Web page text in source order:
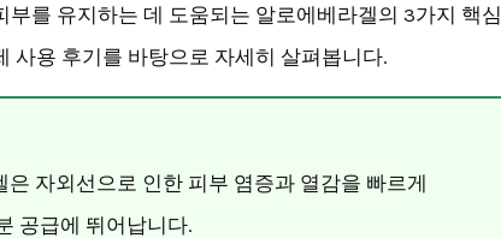
부를 유지하는 데 도움되는 알로에베라겔의 3가지 핵심
사용 후기를 바탕으로 자세히 살펴봅니다.
은 자외선으로 인한 피부 염증과 열감을 빠르게
공급에 뛰어납니다.